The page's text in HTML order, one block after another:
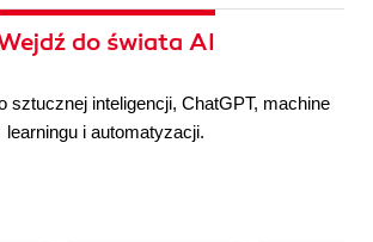
do świata AI
sztucznej inteligencji, ChatGPT, machine
learningu i automatyzacji.